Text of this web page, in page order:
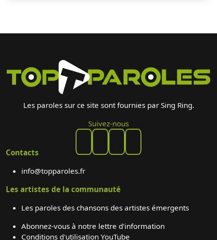
Les paroles sur ce site sont fournies par Sing Ring.
Suivez-nous
Contacts
info@topparoles.fr
Les artistes de la communauté
Les paroles des chansons des artistes émergents
Abonnez-vous à notre lettre d'information
Conditions d'utilisation YouTube